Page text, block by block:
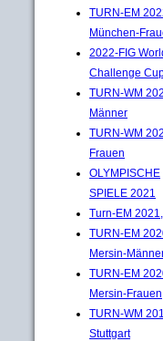
TURN-EM
München-
2022-FIG
Challenge
TURN-WM
Männer
TURN-WM
Frauen
OLYMPISCHE
SPIELE 2021
Turn-EM
TURN-EM
Mersin-
TURN-EM
Mersin-Frauen
TURN-WM
Stuttgart